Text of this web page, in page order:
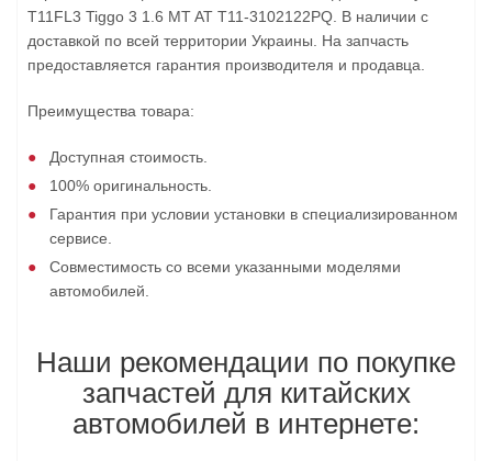
T11FL3 Tiggo 3 1.6 MT AT T11-3102122PQ. В наличии с
доставкой по всей территории Украины. На запчасть
предоставляется гарантия производителя и продавца.
Преимущества товара:
Доступная стоимость.
100% оригинальность.
Гарантия при условии установки в специализированном
сервисе.
Совместимость со всеми указанными моделями
автомобилей.
Наши рекомендации по покупке
запчастей для китайских
автомобилей в интернете: